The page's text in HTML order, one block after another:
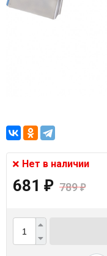
Нет в наличии
681 ₽ 789₽